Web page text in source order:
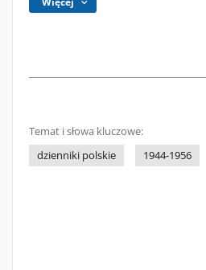
Temat i słowa kluczowe:
dzienniki polskie
1944-1956